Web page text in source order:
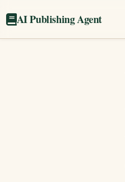
AI Publishing Agent